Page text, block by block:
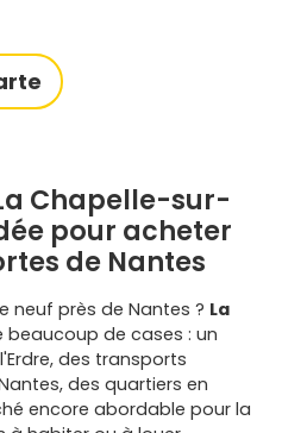
Chapelle-sur-
pour acheter
de Nantes
neuf près de Nantes ? La
beaucoup de cases : un
des transports
des quartiers en
encore abordable pour la